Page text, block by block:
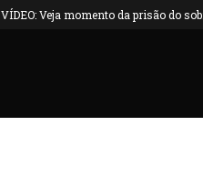
VÍDEO: Veja momento da prisão do